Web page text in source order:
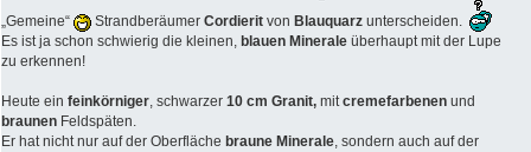
„Gemeine“
Strandberäumer Cordierit von Blauquarz unterscheiden.
Es ist ja schon schwierig die kleinen, blauen Minerale überhaupt mit der Lupe
zu erkennen!
Heute ein feinkörniger, schwarzer 10 cm Granit, mitcremefarbenen und
braunen Feldspäten.
Er hat nicht nur auf der Oberfläche braune Minerale, sondern auch auf der